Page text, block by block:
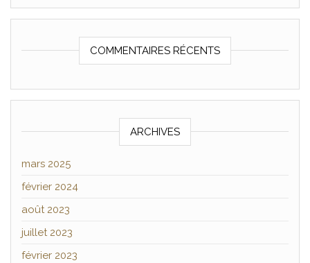
COMMENTAIRES RÉCENTS
ARCHIVES
mars 2025
février 2024
août 2023
juillet 2023
février 2023